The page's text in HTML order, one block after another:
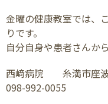
金曜の健康教室では、
りです。
自分自身や患者さんか
西﨑病院 糸満市座
098-992-0055